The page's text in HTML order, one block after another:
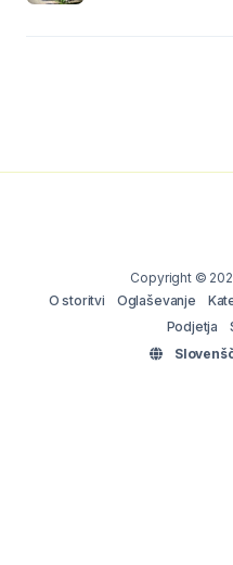
Copyright ©
O storitvi
Oglaševanje
Podjetja